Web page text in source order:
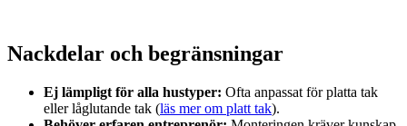
Nackdelar och begränsningar
Ej lämpligt för alla hustyper: Ofta anpassat för platta tak
eller låglutande tak (läs mer om platt tak).